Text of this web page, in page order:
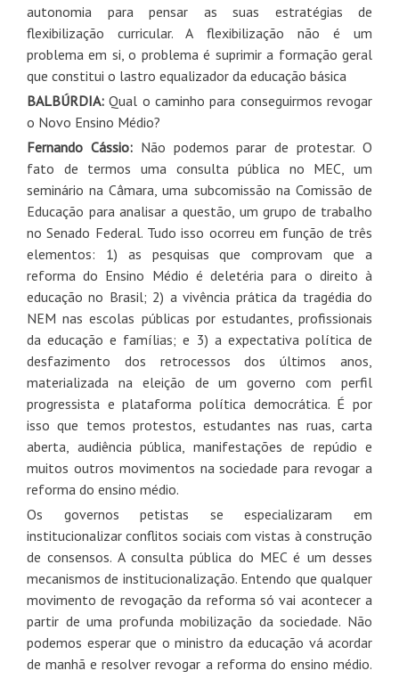
autonomia para pensar as suas estratégias de
flexibilização curricular. A flexibilização não é um
problema em si, o problema é suprimir a formação geral
que constitui o lastro equalizador da educação básica
BALBÚRDIA:Qual o caminho para conseguirmos revogar
o Novo Ensino Médio?
Fernando Cássio: Não podemos parar de protestar. O
fato de termos uma consulta pública no MEC, um
seminário na Câmara, uma subcomissão na Comissão de
Educação para analisar a questão, um grupo de trabalho
no Senado Federal. Tudo isso ocorreu em função de três
elementos: 1) as pesquisas que comprovam que a
reforma do Ensino Médio é deletéria para o direito à
educação no Brasil; 2) a vivência prática da tragédia do
NEM nas escolas públicas por estudantes, profissionais
da educação e famílias; e 3) a expectativa política de
desfazimento dos retrocessos dos últimos anos,
materializada na eleição de um governo com perfil
progressista e plataforma política democrática. É por
isso que temos protestos, estudantes nas ruas, carta
aberta, audiência pública, manifestações de repúdio e
muitos outros movimentos na sociedade para revogar a
reforma do ensino médio.
Os governos petistas se especializaram em
institucionalizar conflitos sociais com vistas à construção
de consensos. A consulta pública do MEC é um desses
mecanismos de institucionalização. Entendo que qualquer
movimento de revogação da reforma só vai acontecer a
partir de uma profunda mobilização da sociedade. Não
podemos esperar que o ministro da educação vá acordar
de manhã e resolver revogar a reforma do ensino médio.